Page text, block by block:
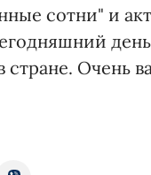
сотни" и
стране. Очень